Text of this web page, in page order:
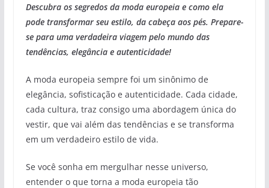
Descubra os segredos da moda europeia e como ela
pode transformar seu estilo, da cabeça aos pés. Prepare-
se para uma verdadeira viagem pelo mundo das
tendências, elegância e autenticidade!
A moda europeia sempre foi um sinônimo de
elegância, sofisticação e autenticidade. Cada cidade,
cada cultura, traz consigo uma abordagem única do
vestir, que vai além das tendências e se transforma
em um verdadeiro estilo de vida.
Se você sonha em mergulhar nesse universo,
entender o que torna a moda europeia tão